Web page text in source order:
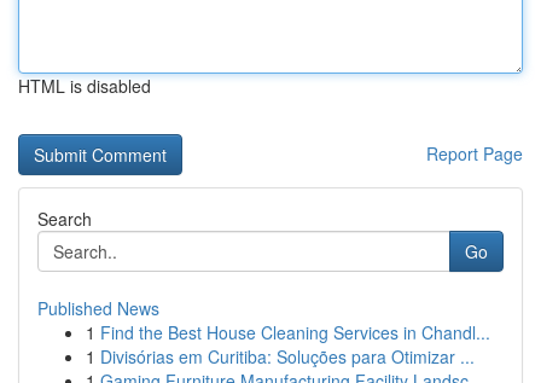
HTML is disabled
Report Page
Search
Go
Published News
1 Find the Best House Cleaning Services in Chandl...
1 Divisórias em Curitiba: Soluções para Otimizar ...